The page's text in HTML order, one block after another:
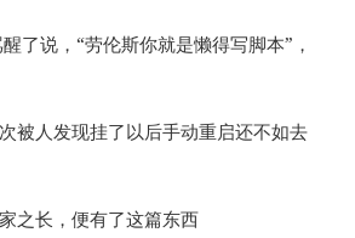
了说，“劳伦斯你就是懒得写脚本”，
被人发现挂了以后手动重启还不如去
之长，便有了这篇东西